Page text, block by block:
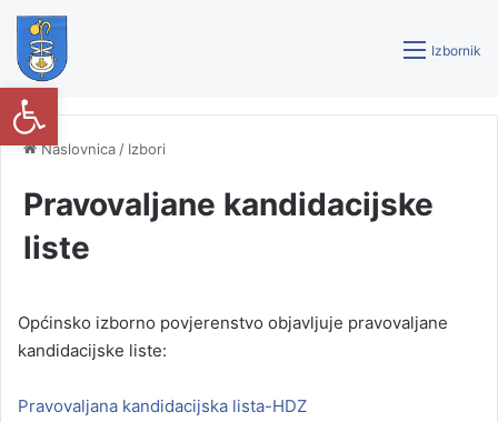
Izbornik
Naslovnica / Izbori
Pravovaljane kandidacijske
liste
Općinsko izborno povjerenstvo objavljuje pravovaljane
kandidacijske liste:
Pravovaljana kandidacijska lista-HDZ
Open toolbar